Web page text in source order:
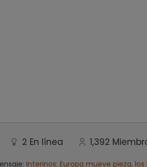
2 En línea 1,392
Interinos: Europa mueve pieza,